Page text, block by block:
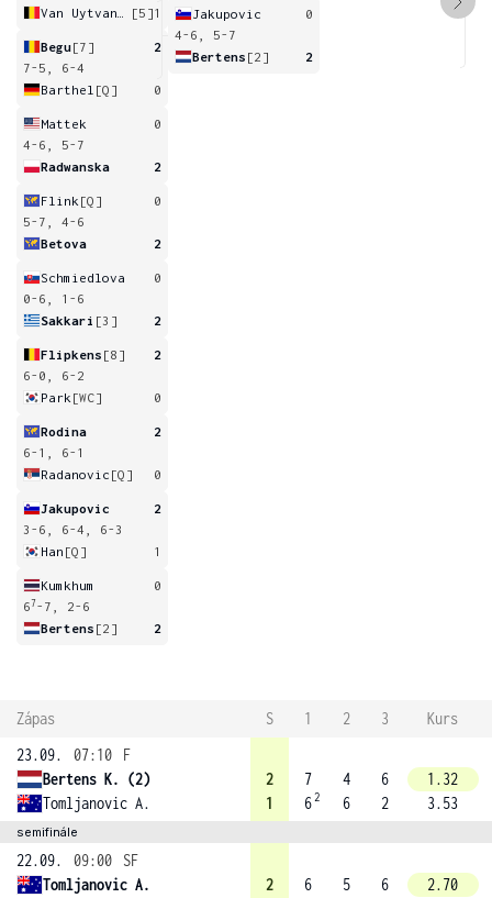
[5]1
Begu[7]
2
7-5, 6-4
Barthel [Q] 0
Mattek
0
4-6, 5-7
Radwanska
2
Flink [Q]
0
5-7, 4-6
Betova
2
Schmiedlova
0
0-6, 1-6
Sakkari [3] 2
Flipkens [8]
2
6-0, 6-2
Park [WC] 0
Rodina
2
6-1, 6-1
Radanovic [Q] 0
Jakupovic
2
3-6, 6-4, 6-3
Han [Q] 1
Kumkhum
0
67-7, 2-6
Bertens [2] 2
Jakupovic
0
4-6, 5-7
Bertens [2] 2
Zápas S 1 2 3
Kurs
23.09.
07:10
F
Bertens K. (2)
Tomljanovic A.
2
1
7
62
4
6
6
2
1.32
3.53
semifinále
22.09. 09:00
SF
Tomljanovic A.
2
6
5
6
2.70